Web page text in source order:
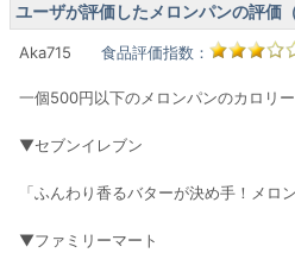
ユーザが評価したメロンパンの評価（
Aka715 食品評価指数：
一個500円以下のメロンパンのカロリー
▼セブンイレブン
「ふんわり香るバターが決め手！メロ
▼ファミリーマート